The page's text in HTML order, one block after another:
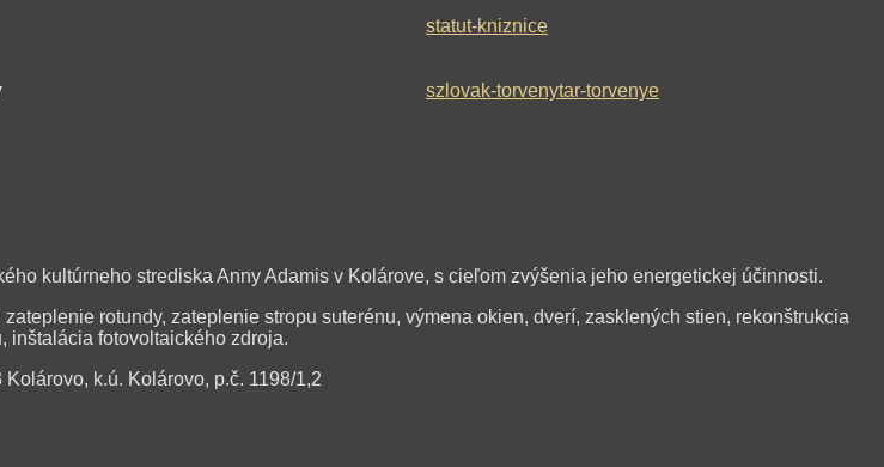
statut-kniznice
szlovak-torvenytar-torvenye
kultúrneho strediska Anny Adamis v Kolárove, s cieľom zvýšenia jeho energetickej účinnosti.
rotundy, zateplenie stropu suterénu, výmena okien, dverí, zasklených stien, rekonštrukcia
inštalácia fotovoltaického zdroja.
k.ú. Kolárovo, p.č. 1198/1,2